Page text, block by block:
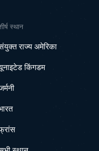
स्थान
राज्य अमेरिका
किंगडम